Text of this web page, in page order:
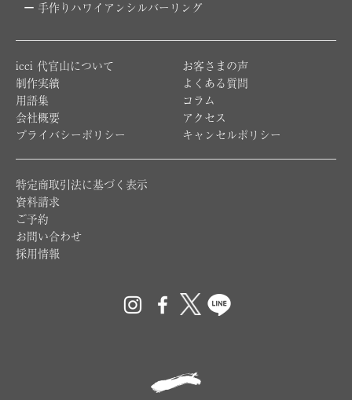
手作りハワイアンシルバーリング
icci 代官山について
お客さまの声
制作実績
よくある質問
用語集
コラム
会社概要
アクセス
プライバシーポリシー
キャンセルポリシー
特定商取引法に基づく表示
資料請求
ご予約
お問い合わせ
採用情報